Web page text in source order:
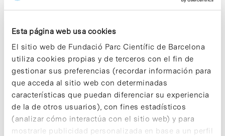
Esta página web usa cookies
El sitio web de Fundació Parc Científic de Barcelona
utiliza cookies propias y de terceros con el fin de
gestionar sus preferencias (recordar información para
que acceda al sitio web con determinadas
características que puedan diferenciar su experiencia
de la de otros usuarios), con fines estadísticos
(analizar cómo interactúa con el sitio web) y para
mostrarle publicidad personalizada en base a un perfil
planificada en áreas tecnológicas de futuro con
Actualmente el Parc Científic de Barcelona ya
participa en otrosproyectos que cuentan con el
apoyo del programa CENIT: el Genius Pharma,
cuyo objetivo es descubrir nuevos fármacos
aplicando tecnologías punteras de diseño de
moléculas; el proyecto ONCNOSIS, un programa
de investigación de marcadores de diagnóstico
precoz para diversos tipos de cáncer, y el
proyecto NANOFARM, para crear plataformas
nanotecnológicas en el campo de los sistemas de